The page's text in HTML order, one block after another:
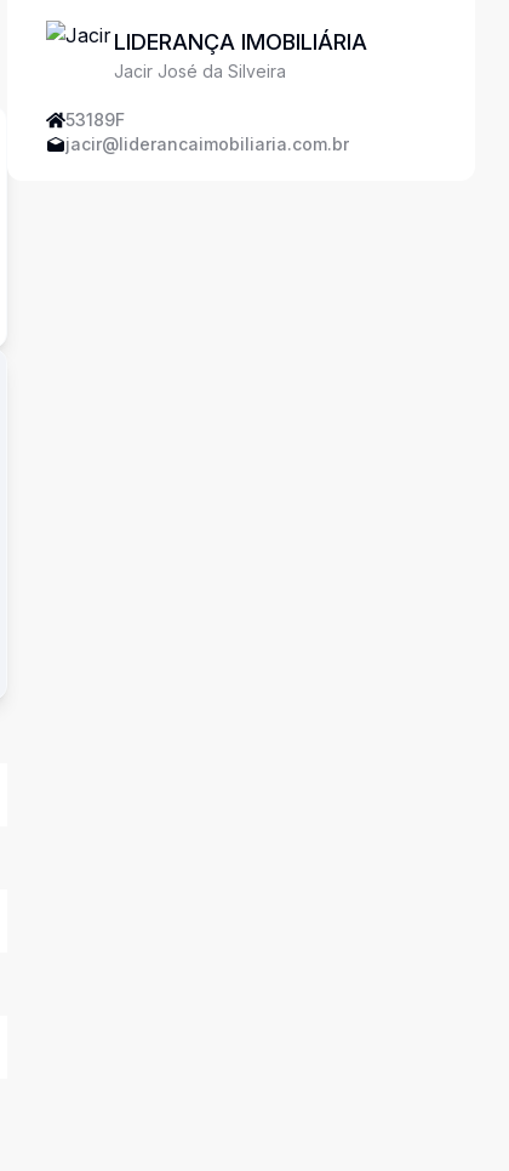
LIDERANÇA IMOBILIÁRIA
Jacir José da Silveira
53189F
jacir@liderancaimobiliaria.com.br